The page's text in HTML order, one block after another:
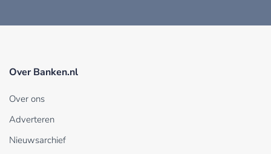
Over Banken.nl
Over ons
Adverteren
Nieuwsarchief